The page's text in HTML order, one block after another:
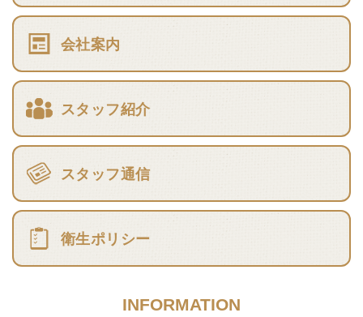
会社案内
スタッフ紹介
スタッフ通信
衛生ポリシー
INFORMATION